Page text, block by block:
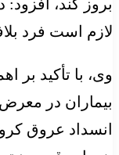
بروز کند،
لازم است فرد
وی، با تأکید بر
بیماران در
انسداد عروق